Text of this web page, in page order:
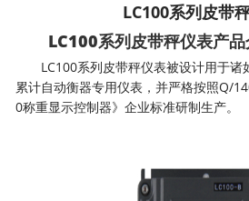
LC100系列皮带
LC100系列皮带秤仪表产品介
LC100系列皮带秤仪表被设计用于诸如
累计自动衡器专用仪表，并严格按照Q/
0称重显示控制器》企业标准研制生产。